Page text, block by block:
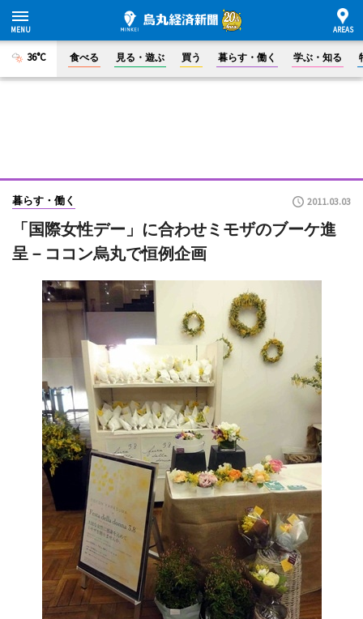
36°C 食べる 見る・遊ぶ 買う 暮らす・働く 学ぶ・知る
暮らす・働く 2011.03.03
「国際女性デー」に合わせミモザのブーケ進
呈－ココン烏丸で恒例企画